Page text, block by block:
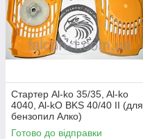
Стартер Al-ko 35/35, Al-ko
4040, Al-kO BKS 40/40 II (для
бензопил Алко)
Готово до відправки